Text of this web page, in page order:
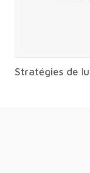
Stratégies de